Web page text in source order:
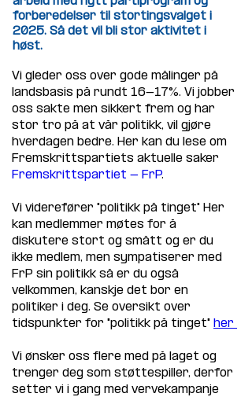
forberedelser til stortingsvalget i
2025. Så det vil bli stor aktivitet i
høst.
Vi gleder oss over gode målinger på
landsbasis på rundt 16-17%. Vi jobber
oss sakte men sikkert frem og har
stor tro på at vår politikk, vil gjøre
hverdagen bedre. Her kan du lese om
Fremskrittspartiets aktuelle saker
Fremskrittspartiet - FrP.
Vi viderefører "politikk på tinget" Her
kan medlemmer møtes for å
diskutere stort og smått og er du
ikke medlem, men sympatiserer med
FrP sin politikk så er du også
velkommen, kanskje det bor en
politiker i deg. Se oversikt over
tidspunkter for "politikk på tinget" her
Vi ønsker oss flere med på laget og
trenger deg som støttespiller, derfor
setter vi i gang med vervekampanje